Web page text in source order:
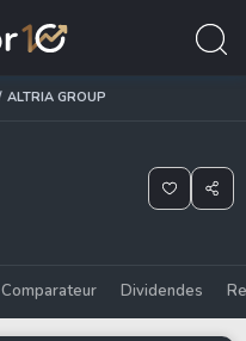
ALTRIA GROUP
Comparateur Dividendes